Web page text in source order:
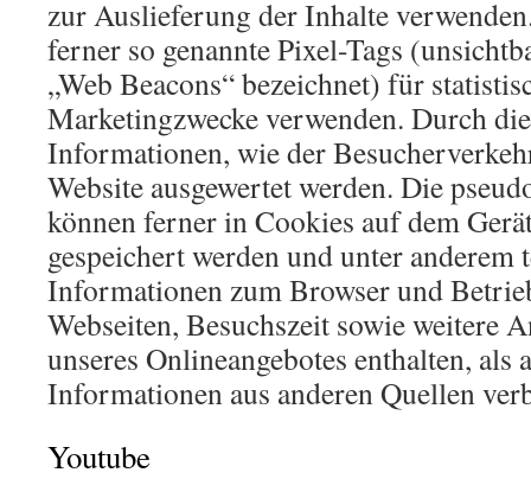
zur Auslieferung der Inhalte
ferner so genannte Pixel-Tags
„Web Beacons“ bezeichnet) für
Marketingzwecke verwenden. Durch
Informationen, wie der
Website ausgewertet werden. Die
können ferner in Cookies auf dem
gespeichert werden und unter anderem
Informationen zum Browser und
Webseiten, Besuchszeit sowie weitere
unseres Onlineangebotes enthalten, als
Informationen aus anderen Quellen
Youtube